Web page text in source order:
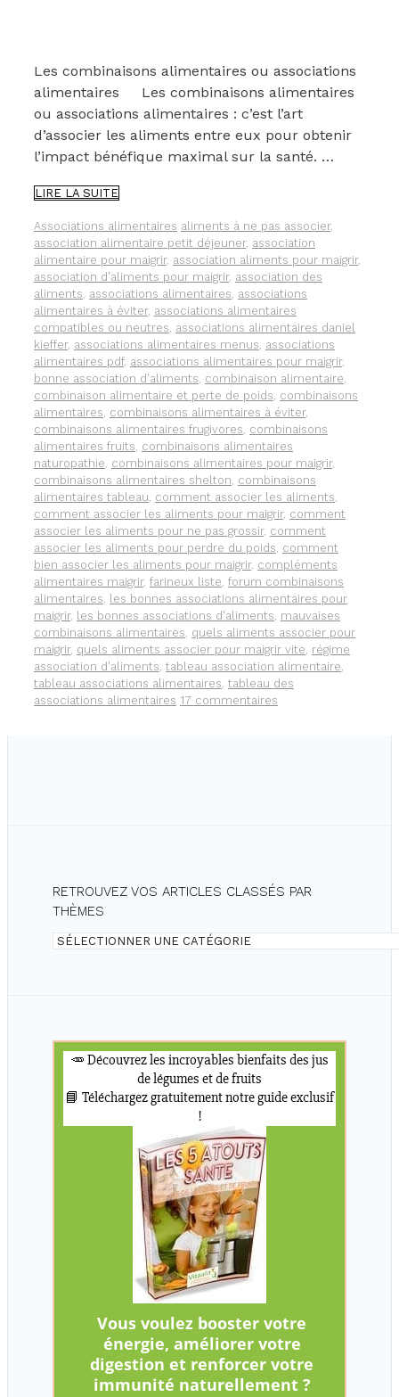
Les combinaisons alimentaires ou associations
alimentaires Les combinaisons alimentaires
ou associations alimentaires : c’est l’art
d’associer les aliments entre eux pour obtenir
l’impact bénéfique maximal sur la santé. …
LIRE LA SUITELES
ALIMENTAIRES
OU
ASSOCIATIONS
ALIMENTAIRES
POUR
OPTIMISER
VOTRE
SANTÉ
Catégories
Associations alimentaires Étiquettes
aliments à ne pas associer,
association alimentaire petit déjeuner, association
alimentaire pour maigrir, association aliments pour maigrir,
association d'aliments pour maigrir, association des
aliments, associations alimentaires, associations
alimentaires à éviter, associations alimentaires
compatibles ou neutres, associations alimentaires daniel
kieffer, associations alimentaires menus, associations
alimentaires pdf, associations alimentaires pour maigrir,
bonne association d'aliments, combinaison alimentaire,
combinaison alimentaire et perte de poids, combinaisons
alimentaires, combinaisons alimentaires à éviter,
combinaisons alimentaires frugivores, combinaisons
alimentaires fruits, combinaisons alimentaires
naturopathie, combinaisons alimentaires pour maigrir,
combinaisons alimentaires shelton, combinaisons
alimentaires tableau, comment associer les aliments,
comment associer les aliments pour maigrir, comment
associer les aliments pour ne pas grossir, comment
associer les aliments pour perdre du poids, comment
bien associer les aliments pour maigrir, compléments
alimentaires maigrir, farineux liste, forum combinaisons
alimentaires, les bonnes associations alimentaires pour
maigrir, les bonnes associations d'aliments, mauvaises
combinaisons alimentaires, quels aliments associer pour
maigrir, quels aliments associer pour maigrir vite, régime
association d'aliments, tableau association alimentaire,
tableau associations alimentaires, tableau des
associations alimentaires 17 commentaires
RETROUVEZ VOS ARTICLES CLASSÉS PAR
THÈMES
Retrouvez